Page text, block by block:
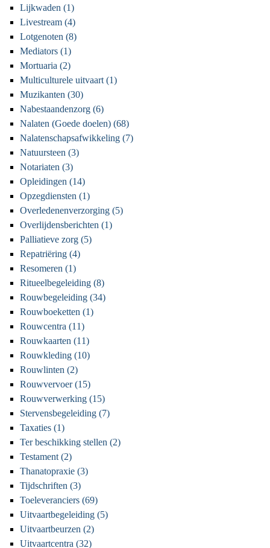
Lijkwaden (1)
Livestream (4)
Lotgenoten (8)
Mediators (1)
Mortuaria (2)
Multiculturele uitvaart (1)
Muzikanten (30)
Nabestaandenzorg (6)
Nalaten (Goede doelen) (68)
Nalatenschapsafwikkeling (7)
Natuursteen (3)
Notariaten (3)
Opleidingen (14)
Opzegdiensten (1)
Overledenenverzorging (5)
Overlijdensberichten (1)
Palliatieve zorg (5)
Repatriëring (4)
Resomeren (1)
Ritueelbegeleiding (8)
Rouwbegeleiding (34)
Rouwboeketten (1)
Rouwcentra (11)
Rouwkaarten (11)
Rouwkleding (10)
Rouwlinten (2)
Rouwvervoer (15)
Rouwverwerking (15)
Stervensbegeleiding (7)
Taxaties (1)
Ter beschikking stellen (2)
Testament (2)
Thanatopraxie (3)
Tijdschriften (3)
Toeleveranciers (69)
Uitvaartbegeleiding (5)
Uitvaartbeurzen (2)
Uitvaartcentra (32)